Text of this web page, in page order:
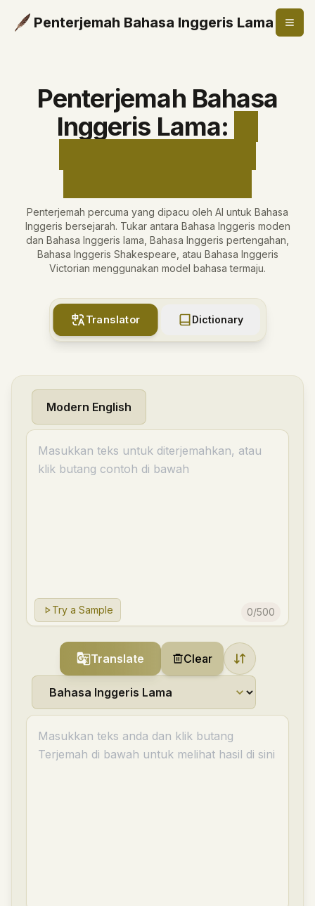
Penterjemah Bahasa Inggeris Lama
Penterjemah Bahasa
Inggeris Lama:
Penterjemah percuma yang dipacu oleh AI untuk Bahasa
Inggeris bersejarah. Tukar antara Bahasa Inggeris moden
dan Bahasa Inggeris lama, Bahasa Inggeris pertengahan,
Bahasa Inggeris Shakespeare, atau Bahasa Inggeris
Victorian menggunakan model bahasa termaju.
Translator Dictionary
Modern English
Try a Sample 0/500
Translate Clear
Masukkan teks anda dan klik butang
Terjemah di bawah untuk melihat hasil di sini